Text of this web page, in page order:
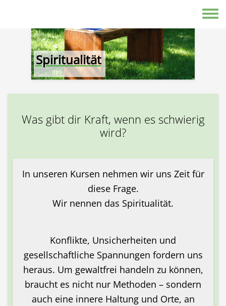
Spiritualität
Was gibt dir Kraft, wenn es schwierig
wird?
In unseren Kursen nehmen wir uns Zeit für
diese Frage.
Wir nennen das Spiritualität.
Konflikte, Unsicherheiten und
gesellschaftliche Spannungen fordern uns
heraus. Um gewaltfrei handeln zu können,
braucht es nicht nur Methoden – sondern
auch eine innere Haltung und Orte, an